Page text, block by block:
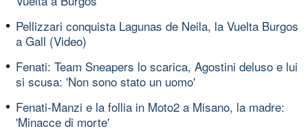
Pellizzari conquista Lagunas de Neila, la Vuelta Burgos
a Gall (Video)
Fenati: Team Sneapers lo scarica, Agostini deluso e lui
si scusa: 'Non sono stato un uomo'
Fenati-Manzi e la follia in Moto2 a Misano, la madre:
'Minacce di morte'